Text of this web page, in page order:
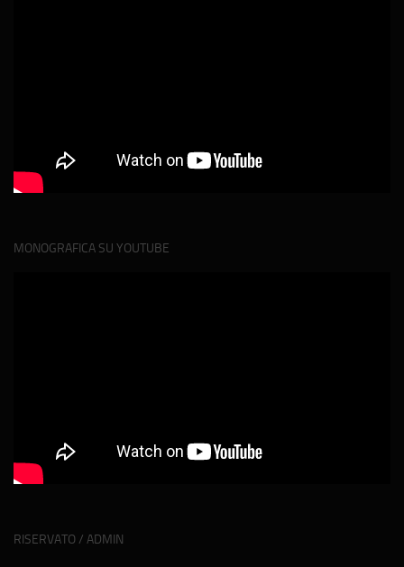
MONOGRAFICA SU YOUTUBE
RISERVATO / ADMIN